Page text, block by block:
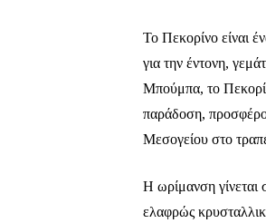
Το Πεκορίνο είναι
για την έντονη,
Μπούμπα, το
παράδοση,
Μεσογείου στο
Η ωρίμανση γίνεται
ελαφρώς